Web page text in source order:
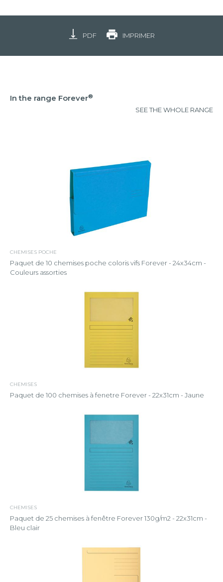
PDF IMPRIMER
In the range Forever®
SEE THE WHOLE RANGE
CHEMISES POCHE
Paquet de 10 chemises poche coloris vifs Forever - 24x34cm -
Couleurs assorties
CHEMISES
Paquet de 100 chemises à fenetre Forever - 22x31cm - Jaune
CHEMISES
Paquet de 25 chemises à fenêtre Forever 130g/m2 - 22x31cm -
Bleu clair